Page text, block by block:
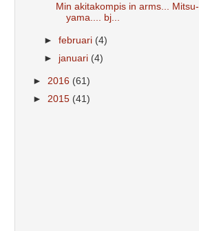
Min akitakompis in arms... Mitsu-
yama.... bj...
►februari (4)
► januari (4)
► 2016 (61)
► 2015 (41)